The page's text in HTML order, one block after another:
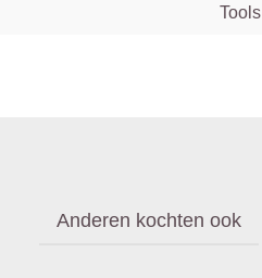
Tools
Anderen kochten ook